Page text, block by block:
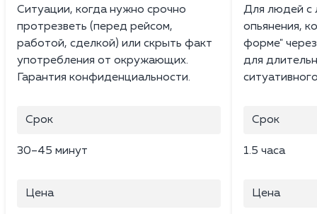
Ситуации, когда нужно срочно
протрезветь (перед рейсом,
работой, сделкой) или скрыть факт
употребления от окружающих.
Гарантия конфиденциальности.
Срок
30–45 минут
Цена
Для людей с
опьянения,
форме"
для
Срок
1.5 часа
Цена